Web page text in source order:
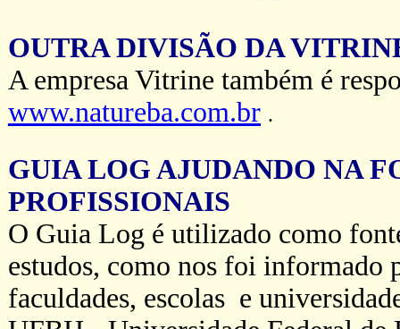
OUTRA DIVISÃO DA
A empresa Vitrine também é
www.natureba.com.br .
GUIA LOG AJUDANDO NA
PROFISSIONAIS
O Guia Log é utilizado como
estudos, como nos foi informado
faculdades, escolas e